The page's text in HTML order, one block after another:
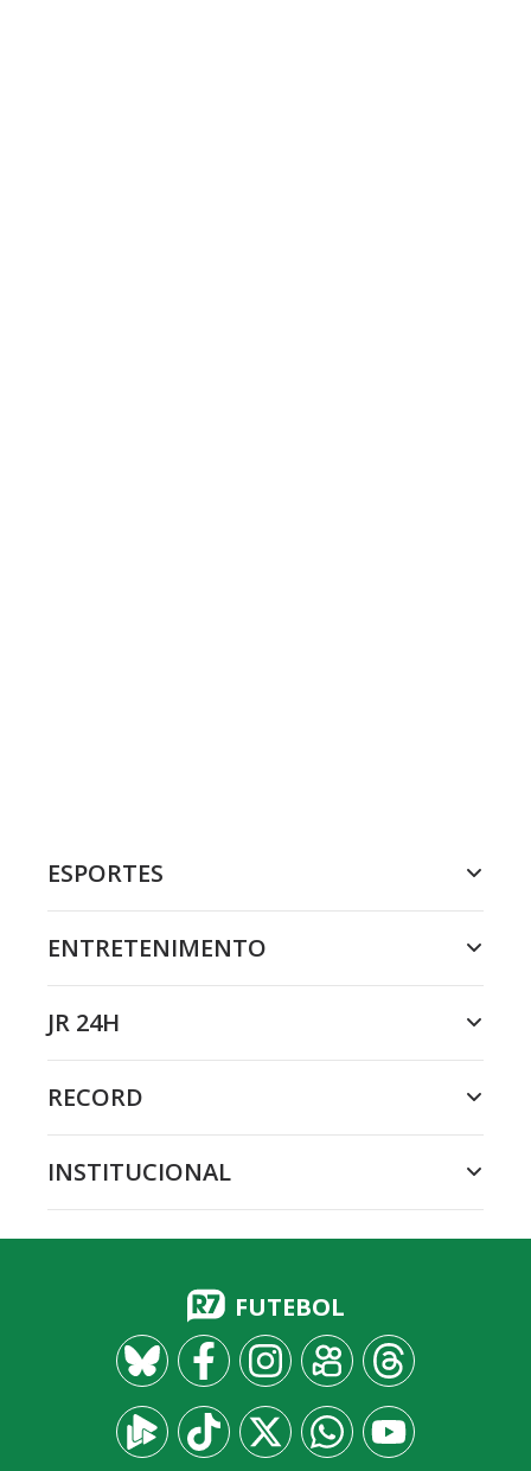
ESPORTES
ENTRETENIMENTO
JR 24H
RECORD
INSTITUCIONAL
FUTEBOL